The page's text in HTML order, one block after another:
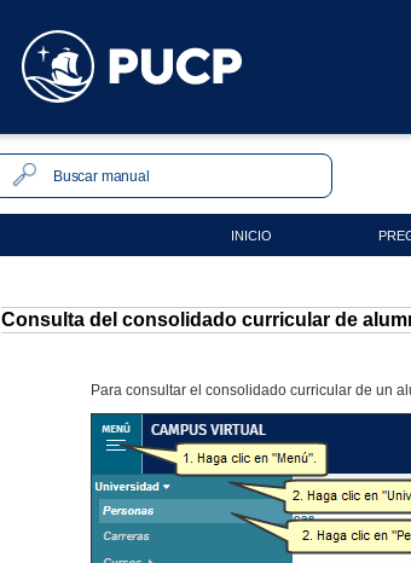
INICIO
Consulta del consolidado curricular de
Para consultar el consolidado curricular de un